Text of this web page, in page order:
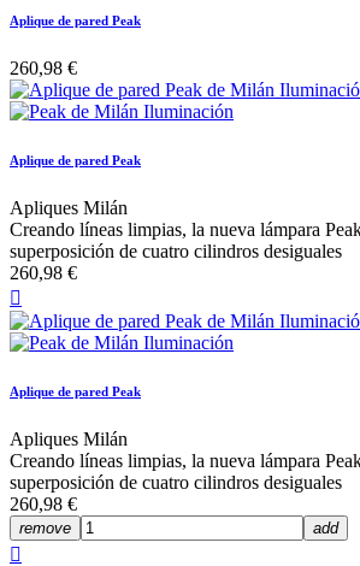
Aplique de pared Peak
260,98 €
Aplique de pared Peak
Apliques Milán
Creando líneas limpias, la nueva lámpara
superposición de cuatro cilindros desiguales
260,98 €

Aplique de pared Peak
Apliques Milán
Creando líneas limpias, la nueva lámpara
superposición de cuatro cilindros desiguales
260,98 €
remove add
